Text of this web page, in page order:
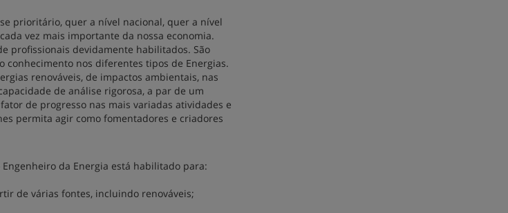
prioritário, quer a nível nacional, quer a nível
vez mais importante da nossa economia.
profissionais devidamente habilitados. São
conhecimento nos diferentes tipos de Energias.
renováveis, de impactos ambientais, nas
de análise rigorosa, a par de um
de progresso nas mais variadas atividades e
permita agir como fomentadores e criadores
da Energia está habilitado para:
de várias fontes, incluindo renováveis;